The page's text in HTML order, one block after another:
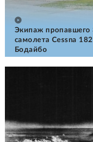
Экипаж пропавшего
самолета Cessna
Бодайбо